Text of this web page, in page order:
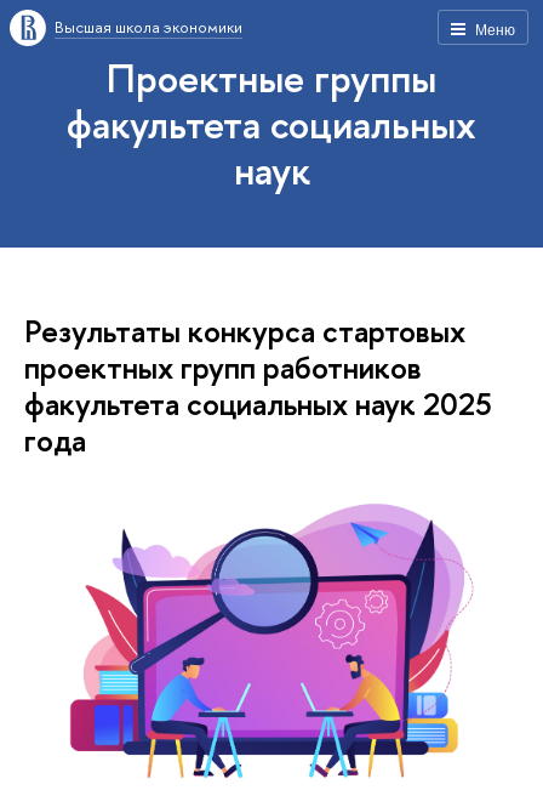
Меню
Высшая школа экономики
Проектные группы
факультета социальных
наук
Результаты конкурса стартовых
проектных групп работников
факультета социальных наук 2025
года